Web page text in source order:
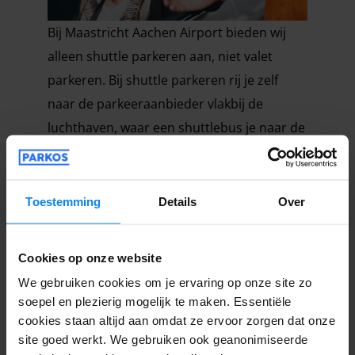
Toestemming Details Over
Cookies op onze website
We gebruiken cookies om je ervaring op onze site zo
soepel en plezierig mogelijk te maken. Essentiële
cookies staan altijd aan omdat ze ervoor zorgen dat onze
site goed werkt. We gebruiken ook geanonimiseerde
Bij Maastricht Aachen Airport bieden wij
alleen shuttle parkeren aan, niet valet
parkeren. Bij shuttle parkeren rij je zelf
naar de parkeeraanbieder vlakbij de
luchthaven, waar een shuttlebus je naar de
terminal brengt. Voor extra gemak kun je
parkeeraanbieder voor een gereserveerde
parkeerplek. Bekijk onze
parkeeropties.